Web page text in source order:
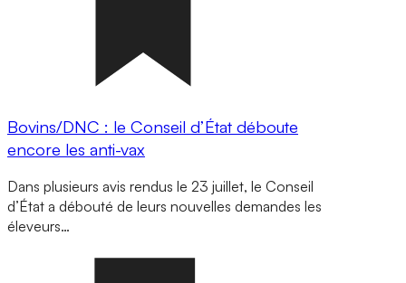
Bovins/DNC : le Conseil d’État déboute
encore les anti-vax
Dans plusieurs avis rendus le 23 juillet, le Conseil
d’État a débouté de leurs nouvelles demandes les
éleveurs…